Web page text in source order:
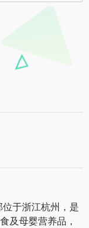
于浙江杭州，是
及母婴营养品，